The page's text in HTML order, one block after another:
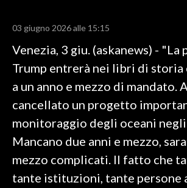
RISULTATI E CLASSIFICHE
CALCIO
CALCIO REGIONALE
BASKET
VOLLEY
MOTORI
TENNIS
ALTRI SPORT
03 giugno 2026 alle 15:15
Venezia, 3 giu. (askanews) - "La
Trump entrerà nei libri di storia
a un anno e mezzo di mandato.
cancellato un progetto
monitoraggio degli oceani
Mancano due anni e mezzo,
mezzo complicati. Il fatto che
tante istituzioni, tante persone